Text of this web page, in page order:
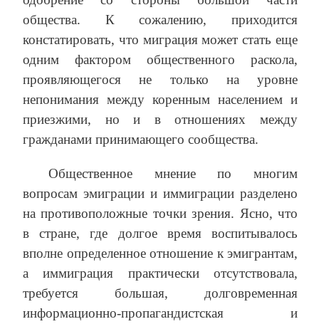
общества. К сожалению, приходится
констатировать, что миграция может стать еще
одним фактором общественного раскола,
проявляющегося не только на уровне
непонимания между коренным населением и
приезжими, но и в отношениях между
гражданами принимающего сообщества.
Общественное мнение по многим
вопросам эмиграции и иммиграции разделено
на противоположные точки зрения. Ясно, что
в стране, где долгое время воспитывалось
вполне определенное отношение к эмигрантам,
а иммиграция практически отсутствовала,
требуется большая, долговременная
информационно-пропагандистская и